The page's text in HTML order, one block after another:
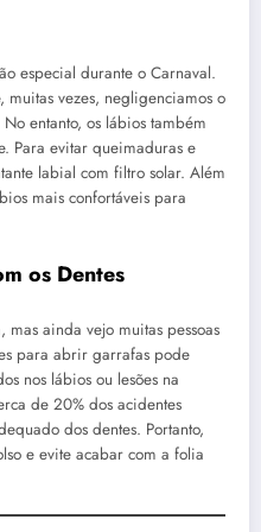
especial durante o Carnaval.
muitas vezes, negligenciamos o
entanto, os lábios também
Para evitar queimaduras e
labial com filtro solar. Além
mais confortáveis para
os Dentes
ainda vejo muitas pessoas
para abrir garrafas pode
nos lábios ou lesões na
de 20% dos acidentes
dos dentes. Portanto,
e evite acabar com a folia